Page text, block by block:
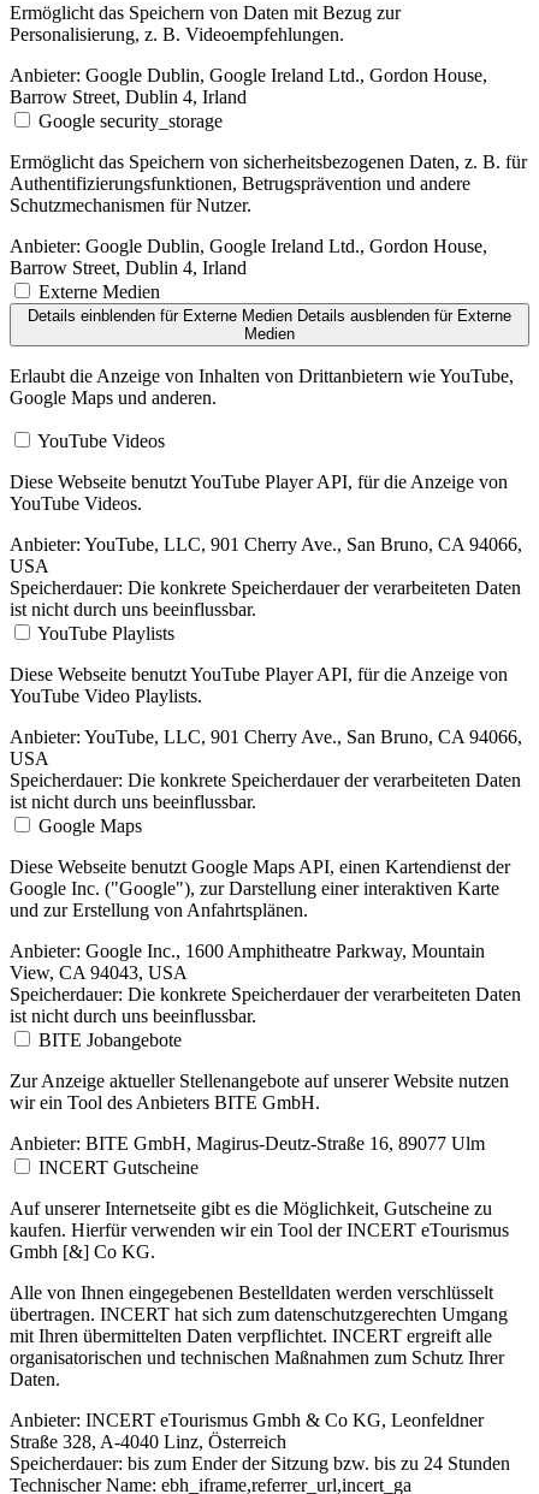
Ermöglicht das Speichern von Daten mit Bezug zur
Personalisierung, z. B. Videoempfehlungen.
Anbieter: Google Dublin, Google Ireland Ltd., Gordon House,
Barrow Street, Dublin 4, Irland
Google security_storage
Ermöglicht das Speichern von sicherheitsbezogenen Daten, z. B. für
Authentifizierungsfunktionen, Betrugsprävention und andere
Schutzmechanismen für Nutzer.
Anbieter: Google Dublin, Google Ireland Ltd., Gordon House,
Barrow Street, Dublin 4, Irland
Externe Medien
Details einblenden für Externe Medien Details ausblenden für Externe
Medien
Erlaubt die Anzeige von Inhalten von Drittanbietern wie YouTube,
Google Maps und anderen.
YouTube Videos
Diese Webseite benutzt YouTube Player API, für die Anzeige von
YouTube Videos.
Anbieter: YouTube, LLC, 901 Cherry Ave., San Bruno, CA 94066,
USA
Speicherdauer: Die konkrete Speicherdauer der verarbeiteten Daten
ist nicht durch uns beeinflussbar.
YouTube Playlists
Diese Webseite benutzt YouTube Player API, für die Anzeige von
YouTube Video Playlists.
Anbieter: YouTube, LLC, 901 Cherry Ave., San Bruno, CA 94066,
USA
Speicherdauer: Die konkrete Speicherdauer der verarbeiteten Daten
ist nicht durch uns beeinflussbar.
Google Maps
Diese Webseite benutzt Google Maps API, einen Kartendienst der
Google Inc. ("Google"), zur Darstellung einer interaktiven Karte
und zur Erstellung von Anfahrtsplänen.
Anbieter: Google Inc., 1600 Amphitheatre Parkway, Mountain
View, CA 94043, USA
Speicherdauer: Die konkrete Speicherdauer der verarbeiteten Daten
ist nicht durch uns beeinflussbar.
BITE Jobangebote
Zur Anzeige aktueller Stellenangebote auf unserer Website nutzen
wir ein Tool des Anbieters BITE GmbH.
Anbieter: BITE GmbH, Magirus-Deutz-Straße 16, 89077 Ulm
INCERT Gutscheine
Auf unserer Internetseite gibt es die Möglichkeit, Gutscheine zu
kaufen. Hierfür verwenden wir ein Tool der INCERT eTourismus
Gmbh [&] Co KG.
Alle von Ihnen eingegebenen Bestelldaten werden verschlüsselt
übertragen. INCERT hat sich zum datenschutzgerechten Umgang
mit Ihren übermittelten Daten verpflichtet. INCERT ergreift alle
organisatorischen und technischen Maßnahmen zum Schutz Ihrer
Daten.
Anbieter: INCERT eTourismus Gmbh & Co KG, Leonfeldner
Straße 328, A-4040 Linz, Österreich
Speicherdauer: bis zum Ender der Sitzung bzw. bis zu 24 Stunden
Technischer Name: ebh_iframe,referrer_url,incert_ga